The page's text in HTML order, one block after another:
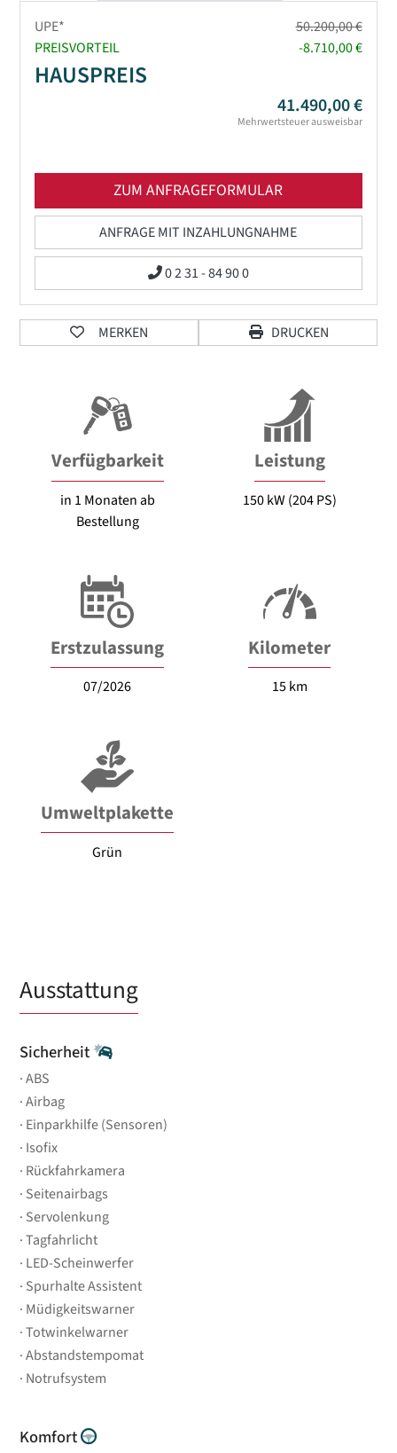
UPE*
50.200,00 €
PREISVORTEIL
-8.710,00 €
HAUSPREIS
41.490,00 €
Mehrwertsteuer ausweisbar
ZUM ANFRAGEFORMULAR
ANFRAGE MIT INZAHLUNGNAHME
0 2 31 - 84 90 0
MERKEN DRUCKEN
Verfügbarkeit
in 1 Monaten ab
Bestellung
Leistung
150 kW (204 PS)
Erstzulassung
07/2026
Kilometer
15 km
Umweltplakette
Grün
Ausstattung
Sicherheit
ABS
Airbag
Einparkhilfe (Sensoren)
Isofix
Rückfahrkamera
Seitenairbags
Servolenkung
Tagfahrlicht
LED-Scheinwerfer
Spurhalte Assistent
Müdigkeitswarner
Totwinkelwarner
Abstandstempomat
Notrufsystem
Komfort